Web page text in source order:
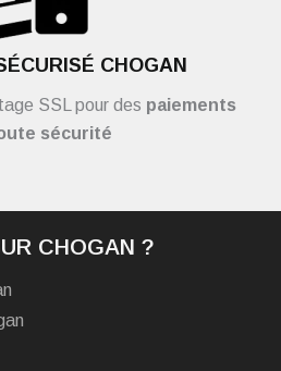
CHOGAN
SSL pour des paiements
sécurité
CHOGAN ?